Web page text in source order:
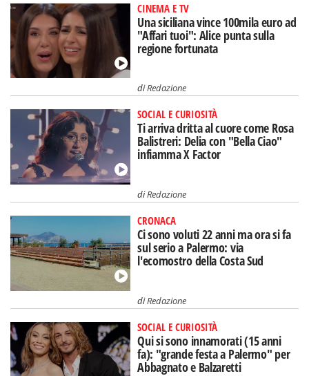
CINEMA E TV
Una siciliana vince 100mila euro ad
"Affari tuoi": Alice punta sulla
regione fortunata
diRedazione
SOCIAL E CURIOSITÀ
Ti arriva dritta al cuore come Rosa
Balistreri: Delia con "Bella Ciao"
infiamma X Factor
diRedazione
CRONACA
Ci sono voluti 22 anni ma ora si fa
sul serio a Palermo: via
l'ecomostro della Costa Sud
diRedazione
SOCIAL E CURIOSITÀ
Qui si sono innamorati (15 anni
fa): "grande festa a Palermo" per
Abbagnato e Balzaretti